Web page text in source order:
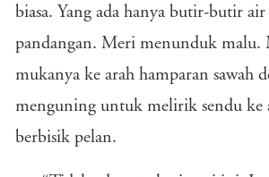
biasa. Yang ada hanya butir-butir
pandangan. Meri menunduk malu.
mukanya ke arah hamparan sawah
menguning untuk melirik sendu ke
berbisik pelan.